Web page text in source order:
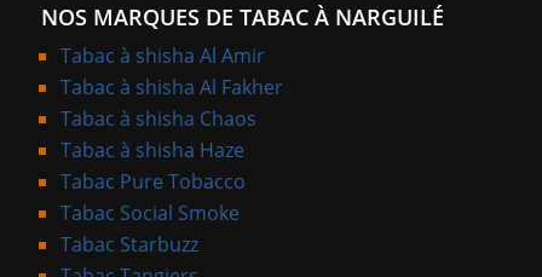
NOS MARQUES DE TABAC À NARGUILÉ
Tabac à shisha Al Amir
Tabac à shisha Al Fakher
Tabac à shisha Chaos
Tabac à shisha Haze
Tabac Pure Tobacco
Tabac Social Smoke
Tabac Starbuzz